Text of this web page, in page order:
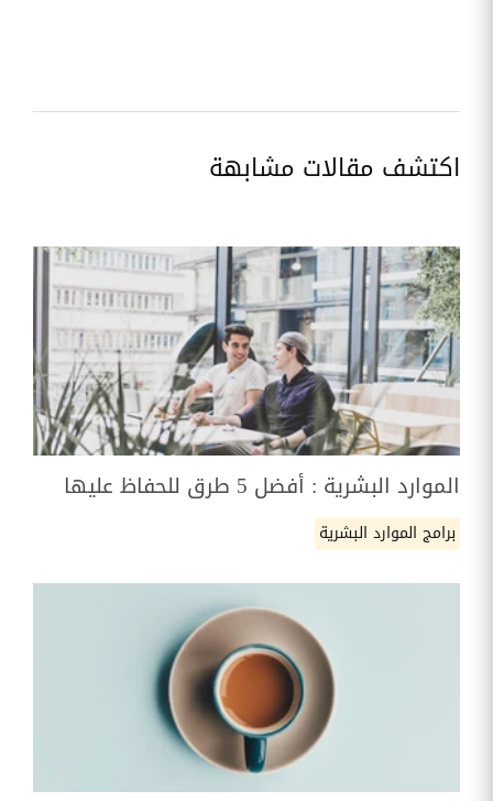
اكتشف مقالات مشابهة
الموارد البشرية : أفضل 5 طرق للحفاظ عليها
برامج الموارد البشرية